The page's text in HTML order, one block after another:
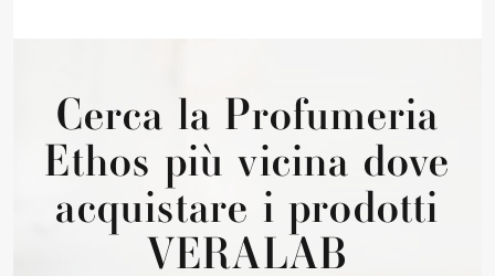
Cerca la Profumeria
Ethos più vicina dove
acquistare i prodotti
VERALAB